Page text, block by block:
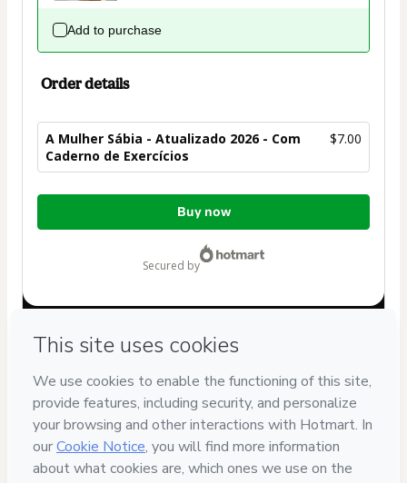
Add to purchase
Order details
A Mulher Sábia - Atualizado 2026 - Com
Caderno de Exercícios
$7.00
Total
Buy now
secured by
If you need to submit a request to our support team, please
provide the code below:
CKTID-T11446772T1-1786045146732-1321
Was your information autofill in? Click here to learn more
By clicking 'Buy Now' I declare that I (i) understand that